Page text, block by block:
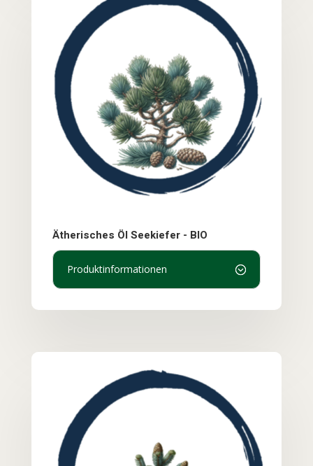
Ätherisches Öl Seekiefer - BIO
Produktinformationen